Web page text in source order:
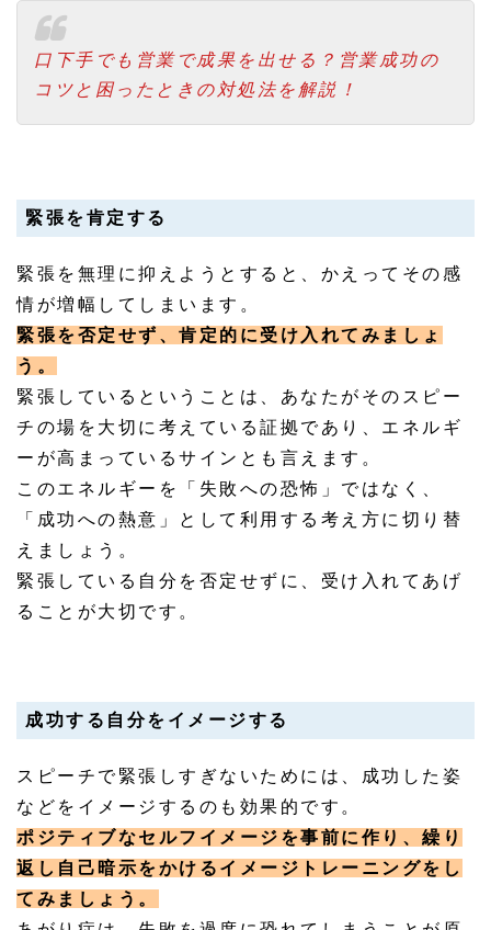
口下手でも営業で成果を出せる？営業成功の
コツと困ったときの対処法を解説！
緊張を肯定する
緊張を無理に抑えようとすると、かえってその感
情が増幅してしまいます。
緊張を否定せず、肯定的に受け入れてみましょ
う。
緊張しているということは、あなたがそのスピー
チの場を大切に考えている証拠であり、エネルギ
ーが高まっているサインとも言えます。
このエネルギーを「失敗への恐怖」ではなく、
「成功への熱意」として利用する考え方に切り替
えましょう。
緊張している自分を否定せずに、受け入れてあげ
ることが大切です。
成功する自分をイメージする
スピーチで緊張しすぎないためには、成功した姿
などをイメージするのも効果的です。
ポジティブなセルフイメージを事前に作り、繰り
返し自己暗示をかけるイメージトレーニングをし
てみましょう。